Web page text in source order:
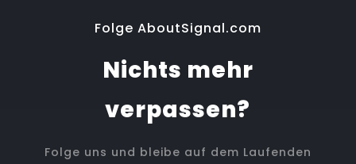
Folge AboutSignal.com
Nichts mehr
verpassen?
Folge uns und bleibe auf dem Laufenden